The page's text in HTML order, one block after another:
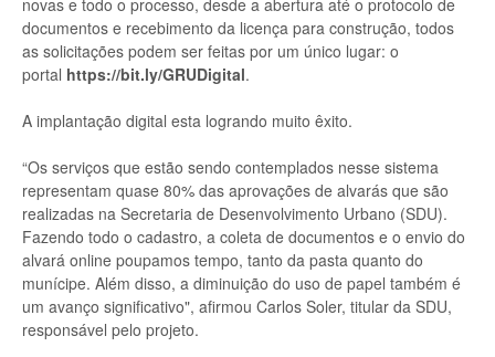
novas e todo o processo, desde a abertura até o protocolo de
documentos e recebimento da licença para construção, todos
as solicitações podem ser feitas por um único lugar: o
portal https://bit.ly/GRUDigital.
A implantação digital esta logrando muito êxito.
“Os serviços que estão sendo contemplados nesse sistema
representam quase 80% das aprovações de alvarás que são
realizadas na Secretaria de Desenvolvimento Urbano (SDU).
Fazendo todo o cadastro, a coleta de documentos e o envio do
alvará online poupamos tempo, tanto da pasta quanto do
munícipe. Além disso, a diminuição do uso de papel também é
um avanço significativo", afirmou Carlos Soler, titular da SDU,
responsável pelo projeto.